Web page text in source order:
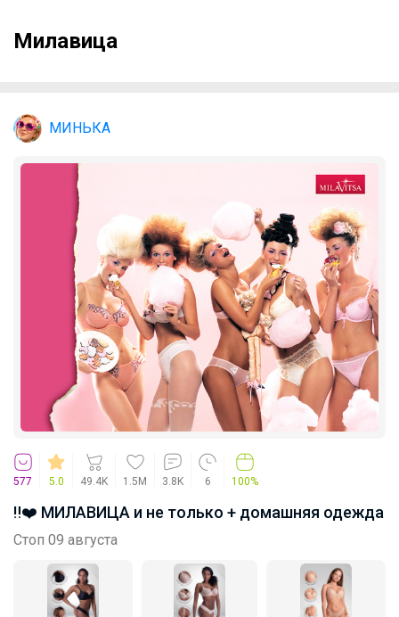
Милавица
МИНЬКА
577 5.0 49.4K 1.5M 3.8K 6 100%
‼️❤️‍ МИЛABИЦА и не только + домашняя одежда
Стоп 09 августа